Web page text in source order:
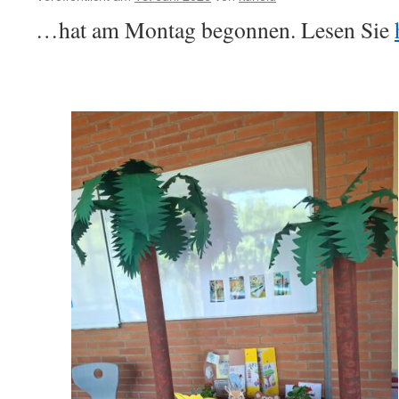
…hat am Montag begonnen. Lesen Sie